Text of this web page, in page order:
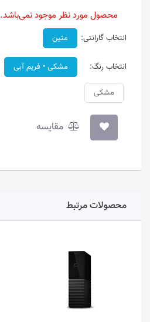
محصول مورد نظر موجود نمی‌باشد.
انتخاب گارانتی: متین
انتخاب رنگ: مشکی • فریم آبی
مشکی
مقایسه
محصولات مرتبط